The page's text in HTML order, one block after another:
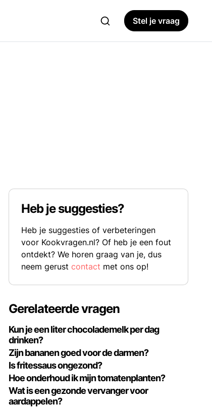
Stel je vraag
Heb je suggesties?
Heb je suggesties of verbeteringen
voor Kookvragen.nl? Of heb je een fout
ontdekt? We horen graag van je, dus
neem gerustcontact met ons op!
Gerelateerde vragen
Kun je een liter chocolademelk per dag
drinken?
Zijn bananen goed voor de darmen?
Is fritessaus ongezond?
Hoe onderhoud ik mijn tomatenplanten?
Wat is een gezonde vervanger voor
aardappelen?